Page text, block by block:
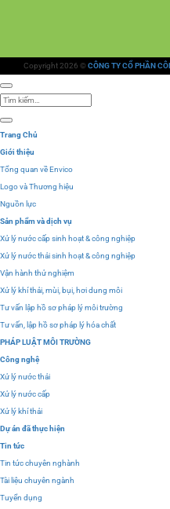
Copyright 2026 ©CÔNG TY CỔ PHẦN
Tìm
kiếm:
Trang Chủ
Giới thiệu
Tổng quan về Envico
Logo và Thương hiệu
Nguồn lực
Sản phẩm và dịch vụ
Xử lý nước cấp sinh hoạt & công nghiệp
Xử lý nước thải sinh hoạt & công nghiệp
Vận hành thử nghiệm
Xử lý khí thải, mùi, bụi, hơi dung môi
Tư vấn lập hồ sơ pháp lý môi trường
Tư vấn, lập hồ sơ pháp lý hóa chất
PHÁP LUẬT MÔI TRƯỜNG
Công nghệ
Xử lý nước thải
Xử lý nước cấp
Xử lý khí thải
Dự án đã thực hiện
Tin tức
Tin tức chuyên nghành
Tài liệu chuyên ngành
Tuyển dụng